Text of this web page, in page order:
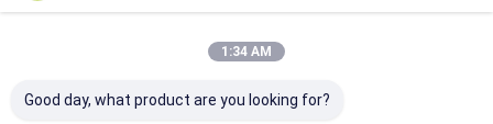
1:34 AM
Good day, what product are you looking for?